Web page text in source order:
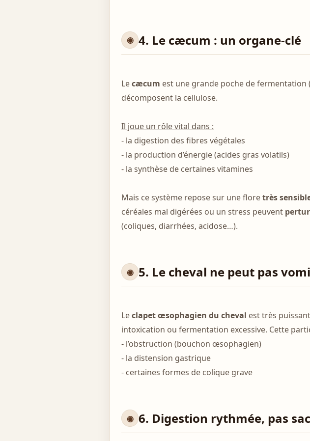
4. Le cæcum : un organe-clé
Lecæcum est une grande poche de fermentation
décomposent la cellulose.
Il joue un rôle vital dans :
- la digestion des fibres végétales
- la production d’énergie (acides gras volatils)
- la synthèse de certaines vitamines
Mais ce système repose sur une floretrès
céréales mal digérées ou un stress peuvent
(coliques, diarrhées, acidose…).
5. Le cheval ne peut pas
Leclapet œsophagien du cheval est très
intoxication ou fermentation excessive. Cette
- l’obstruction (bouchon œsophagien)
- la distension gastrique
- certaines formes de colique grave
6. Digestion rythmée, pas